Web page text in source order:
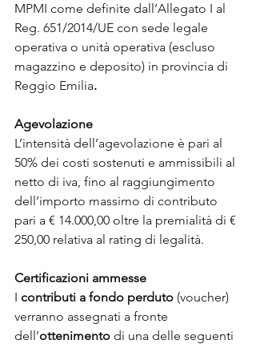
MPMI come definite dall’Allegato I al
Reg. 651/2014/UE con sede legale
operativa o unità operativa (escluso
magazzino e deposito) in provincia di
Reggio Emilia.
Agevolazione
L’intensità dell’agevolazione è pari al
50% dei costi sostenuti e ammissibili al
netto di iva, fino al raggiungimento
dell’importo massimo di contributo
pari a € 14.000,00 oltre la premialità di €
250,00 relativa al rating di legalità.
Certificazioni ammesse
I contributi a fondo perduto (voucher)
verranno assegnati a fronte
dell’ottenimento di una delle seguenti